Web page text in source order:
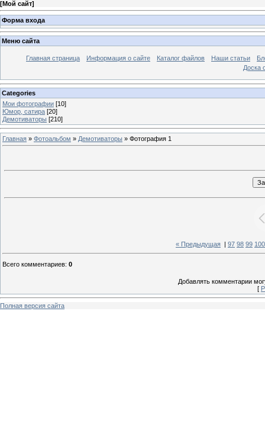
[Мой сайт]
Форма входа
Меню сайта
Главная страница Информация о сайте Каталог файлов Наши статьи
Доска
Categories
Мои фотографии [10]
Юмор, сатира [20]
Демотиваторы [210]
Главная » Фотоальбом » Демотиваторы » Фотография 1
« Предыдущая 97 98 99 100
Всего комментариев: 0
Добавлять комментарии
[
Полная версия сайта